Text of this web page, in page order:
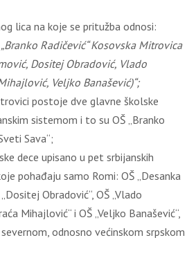
lica na koje se pritužba odnosi:
Radičević“ Kosovska Mitrovica
Dositej Obradović, Vlado
Veljko Banašević)“;
postoje dve glavne školske
sistemom i to su OŠ „Branko
Sava“;
dece upisano u pet srbijanskih
pohađaju samo Romi: OŠ „Desanka
Obradović“, OŠ „Vlado
Mihajlović“ i OŠ „Veljko Banašević“,
odnosno većinskom srpskom